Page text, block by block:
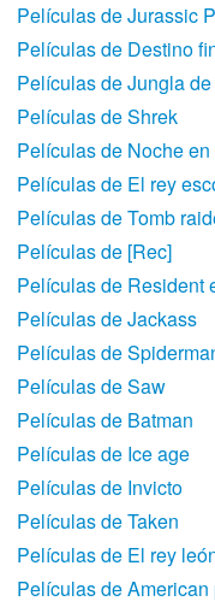
Películas de Jurassic
Películas de Destino
Películas de Jungla
Películas de Shrek
Películas de Noche
Películas de El rey
Películas de Tomb
Películas de [Rec]
Películas de Resident
Películas de Jackass
Películas de
Películas de Saw
Películas de Batman
Películas de Ice age
Películas de Invicto
Películas de Taken
Películas de El rey
Películas de American